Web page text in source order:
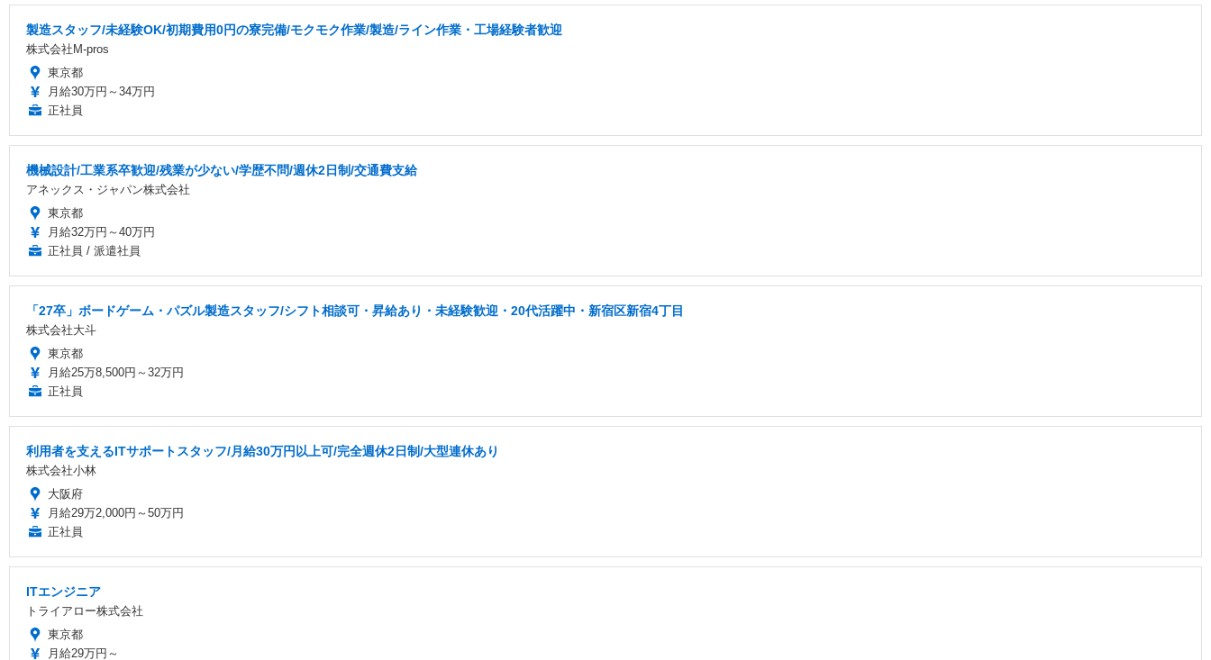
製造スタッフ/未経験OK/初期費用0円の寮完備/モクモク作業/製造/ライン作業・工場経験者歓迎
株式会社M-pros
東京都
月給30万円～34万円
正社員
機械設計/工業系卒歓迎/残業が少ない/学歴不問/週休2日制/交通費支給
アネックス・ジャパン株式会社
東京都
月給32万円～40万円
正社員 / 派遣社員
「27卒」ボードゲーム・パズル製造スタッフ/シフト相談可・昇給あり・未経験歓迎・20代活躍中・新宿区新宿4丁目
株式会社大斗
東京都
月給25万8,500円～32万円
正社員
利用者を支えるITサポートスタッフ/月給30万円以上可/完全週休2日制/大型連休あり
株式会社小林
大阪府
月給29万2,000円～50万円
正社員
ITエンジニア
トライアロー株式会社
東京都
月給29万円～